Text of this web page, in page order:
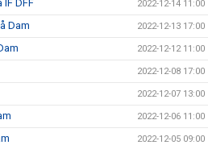
IF DFF 2022-12-14 11:00
Dam 2022-12-13 17:00
2022-12-12 11:00
2022-12-08 17:00
2022-12-07 13:00
2022-12-06 11:00
2022-12-05 09:00